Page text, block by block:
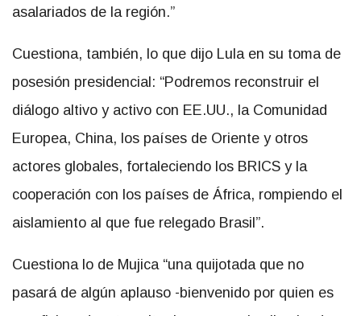
Cuestiona, también, lo que dijo Lula en su toma de
diálogo altivo y activo con EE.UU., la Comunidad
Europea, China, los países de Oriente y otros
actores globales, fortaleciendo los BRICS y la
cooperación con los países de África, rompiendo el
aislamiento al que fue relegado Brasil”.
Cuestiona lo de Mujica “una quijotada que no
un aficionado a transitar los proscenios iluminados-
y algún encendido discurso” y lo de Lula “amable